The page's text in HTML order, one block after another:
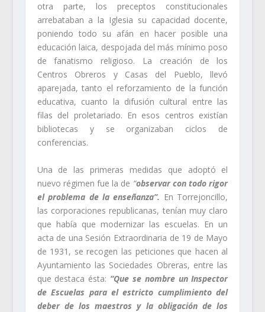
otra parte, los preceptos constitucionales
arrebataban a la Iglesia su capacidad docente,
poniendo todo su afán en hacer posible una
educación laica, despojada del más mínimo poso
de fanatismo religioso. La creación de los
Centros Obreros y Casas del Pueblo, llevó
aparejada, tanto el reforzamiento de la función
educativa, cuanto la difusión cultural entre las
filas del proletariado. En esos centros existían
bibliotecas y se organizaban ciclos de
conferencias.
Una de las primeras medidas que adoptó el
nuevo régimen fue la de “observar con todo rigor
el problema de la enseñanza”. En Torrejoncillo,
las corporaciones republicanas, tenían muy claro
que había que modernizar las escuelas. En un
acta de una Sesión Extraordinaria de 19 de Mayo
de 1931, se recogen las peticiones que hacen al
Ayuntamiento las Sociedades Obreras, entre las
que destaca ésta: “Que se nombre un Inspector
de Escuelas para el estricto cumplimiento del
deber de los maestros y la obligación de los